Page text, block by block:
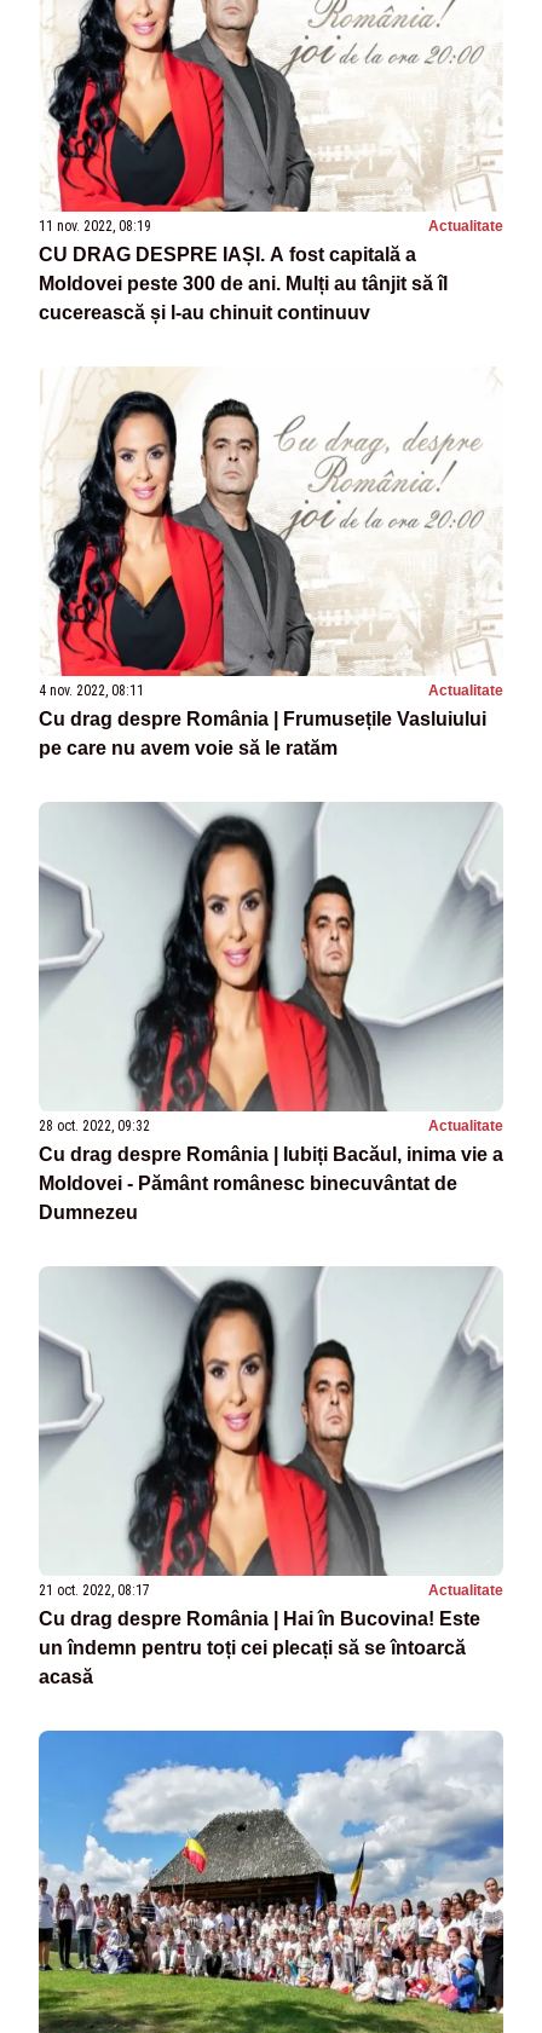
11 nov. 2022, 08:19 Actualitate
CU DRAG DESPRE IAȘI. A fost capitală a
Moldovei peste 300 de ani. Mulți au tânjit să îl
cucerească și l-au chinuit continuuv
4 nov. 2022, 08:11 Actualitate
Cu drag despre România | Frumusețile Vasluiului
pe care nu avem voie să le ratăm
28 oct. 2022, 09:32 Actualitate
Cu drag despre România | Iubiți Bacăul, inima vie a
Moldovei - Pământ românesc binecuvântat de
Dumnezeu
21 oct. 2022, 08:17 Actualitate
Cu drag despre România | Hai în Bucovina! Este
un îndemn pentru toți cei plecați să se întoarcă
acasă